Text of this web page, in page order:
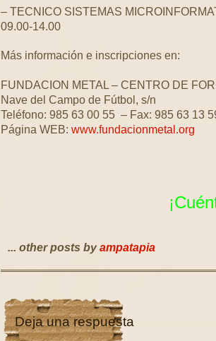
– TECNICO SISTEMAS
09.00-14.00
Más información e inscripciones en:
FUNDACION METAL – CENTRO DE
Nave del Campo de Fútbol, s/n
Teléfono: 985 63 00 55 – Fax: 985 63 13
Página WEB: www.fundacionmetal.org
... other posts byampatapia
Deja una respuesta